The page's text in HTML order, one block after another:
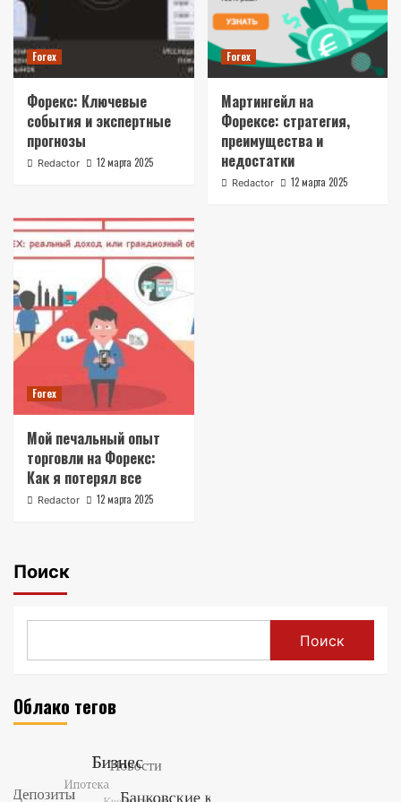
Forex
Форекс: Ключевые
события и экспертные
прогнозы
Redactor 12 марта 2025
Forex
Мартингейл на
Форексе: стратегия,
преимущества и
недостатки
Redactor 12 марта 2025
Forex
Мой печальный опыт
торговли на Форекс:
Как я потерял все
Redactor 12 марта 2025
Поиск
Поиск
Облако тегов